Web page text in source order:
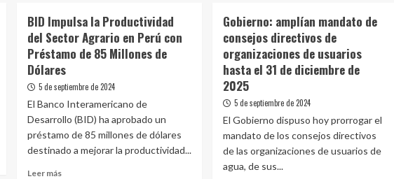
de
emergencia
para
la
agricultura
debido
déficit
hídrico
Confianza
lanza
programa
gratuito
Inge
de
Confianza”
impulsar
prácticas
BID Impulsa la Productividad
del Sector Agrario en Perú con
Préstamo de 85 Millones de
Dólares
5 de septiembre de 2024
El Banco Interamericano de
Desarrollo (BID) ha aprobado un
préstamo de 85 millones de dólares
destinado a mejorar la productividad...
Leer más
Gobierno: amplían mandato de
consejos directivos de
organizaciones de usuarios
hasta el 31 de diciembre de
2025
5 de septiembre de 2024
El Gobierno dispuso hoy prorrogar el
mandato de los consejos directivos
de las organizaciones de usuarios de
agua, de sus...